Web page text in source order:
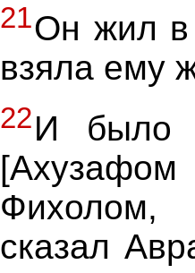
21Он жил в
взяла ему
22И было
Фихолом,
сказал